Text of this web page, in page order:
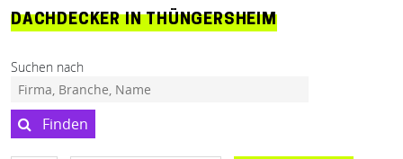
DACHDECKER IN THÜNGERSHEIM
Suchen nach
Finden